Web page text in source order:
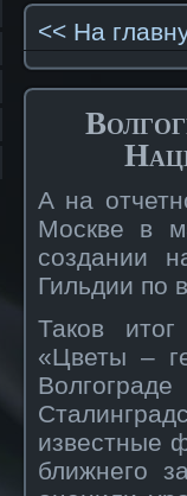
<< На
А на
Москве в
создании
Гильдии по
Таков
«Цветы –
известные
ближнего